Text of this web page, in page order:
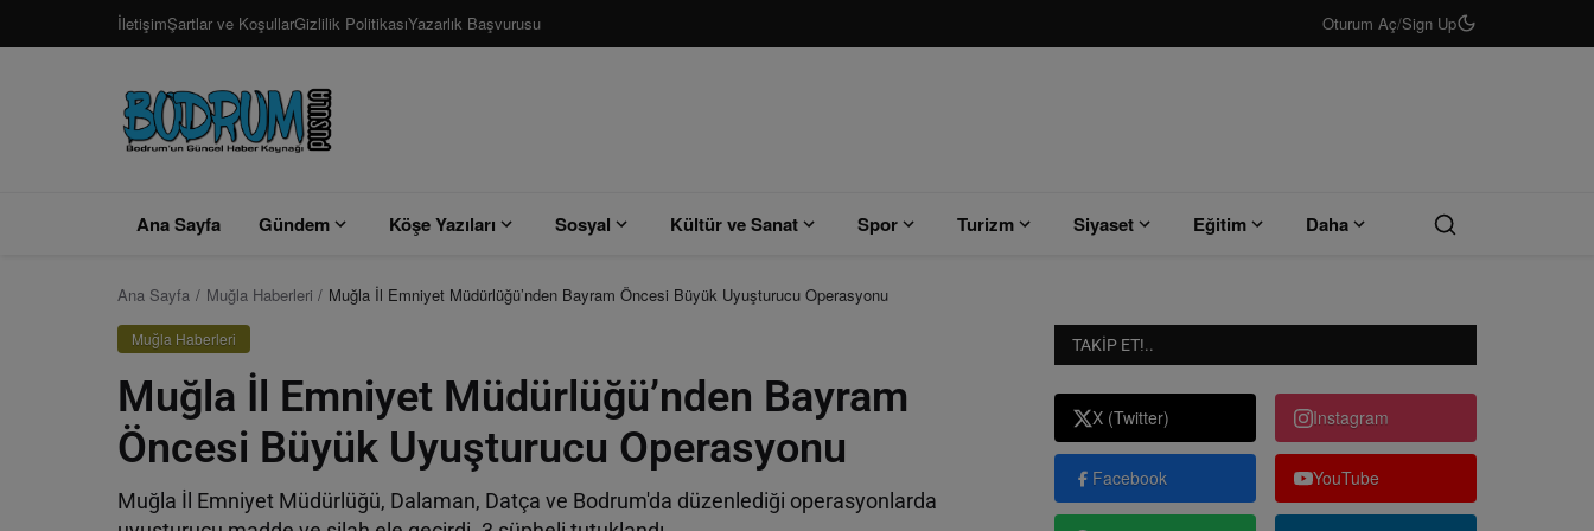
İletişimŞartlar ve KoşullarGizlilik PolitikasıYazarlık Başvurusu Oturum Aç/Sign Up
Ana Sayfa Gündem Köşe Yazıları Sosyal Kültür ve Sanat Spor Turizm Siyaset Eğitim Daha
Ana Sayfa Muğla Haberleri Muğla İl Emniyet Müdürlüğü’nden Bayram Öncesi Büyük Uyuşturucu Operasyonu
Muğla Haberleri
Muğla İl Emniyet Müdürlüğü’nden Bayram
Öncesi Büyük Uyuşturucu Operasyonu
Muğla İl Emniyet Müdürlüğü, Dalaman, Datça ve Bodrum'da düzenlediği operasyonlarda
TAKIP ET!..
X (Twitter) Instagram
Facebook YouTube